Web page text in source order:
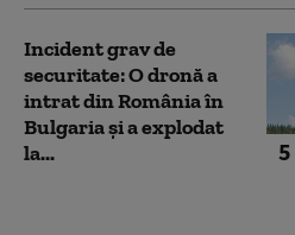
5
Incident grav de
securitate: O dronă a
intrat din România în
Bulgaria şi a explodat
la...